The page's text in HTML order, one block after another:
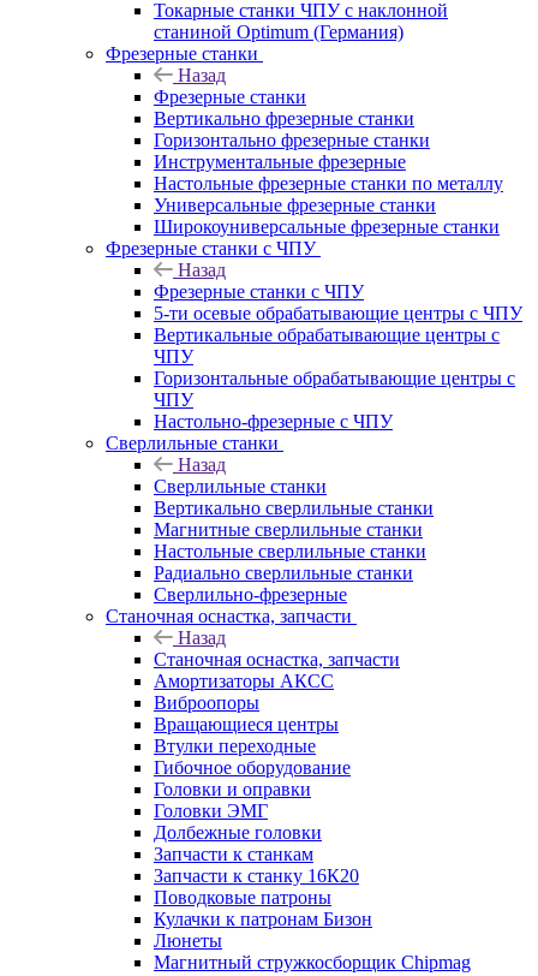
Токарные станки ЧПУ с наклонной
станиной Optimum (Германия)
Фрезерные станки
Назад
Фрезерные станки
Вертикально фрезерные станки
Горизонтально фрезерные станки
Инструментальные фрезерные
Настольные фрезерные станки по металлу
Универсальные фрезерные станки
Широкоуниверсальные фрезерные станки
Фрезерные станки с ЧПУ
Назад
Фрезерные станки с ЧПУ
5-ти осевые обрабатывающие центры с ЧПУ
Вертикальные обрабатывающие центры с
ЧПУ
Горизонтальные обрабатывающие центры с
ЧПУ
Настольно-фрезерные с ЧПУ
Сверлильные станки
Назад
Сверлильные станки
Вертикально сверлильные станки
Магнитные сверлильные станки
Настольные сверлильные станки
Радиально сверлильные станки
Сверлильно-фрезерные
Станочная оснастка, запчасти
Назад
Станочная оснастка, запчасти
Амортизаторы АКСС
Виброопоры
Вращающиеся центры
Втулки переходные
Гибочное оборудование
Головки и оправки
Головки ЭМГ
Долбежные головки
Запчасти к станкам
Запчасти к станку 16К20
Поводковые патроны
Кулачки к патронам Бизон
Люнеты
Магнитный стружкосборщик Chipmag